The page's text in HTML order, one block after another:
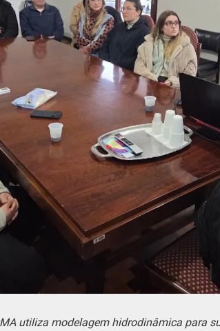
utiliza modelagem hidrodinâmica para